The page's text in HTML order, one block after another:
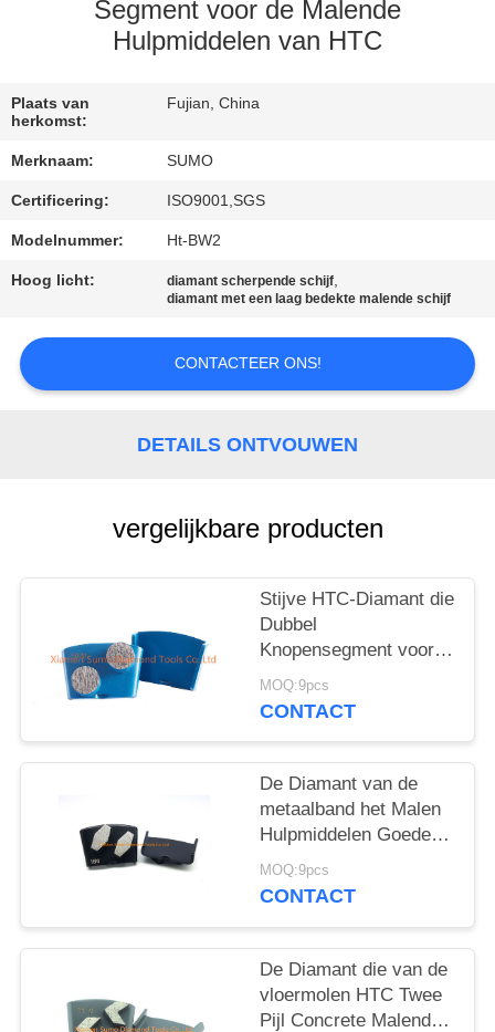
VERZOEK
OM
CITAAT
SITEMAP
PRIVACYBELEID
Segment voor de Malende
Hulpmiddelen van HTC
Plaats van
herkomst:
Fujian, China
Merknaam: SUMO
Certificering: ISO9001,SGS
Modelnummer: Ht-BW2
Hoog licht: diamant scherpende schijf,
diamant met een laag bedekte malende schijf
CONTACTEER ONS!
DETAILS ONTVOUWEN
vergelijkbare producten
Stijve HTC-Diamant die
Dubbel
Knopensegment voor
HTC-Vloermolen
bewerken
MOQ:9pcs
CONTACT
De Diamant van de
metaalband het Malen
Hulpmiddelen Goede
Scherpte Dubbele
Hexagon Seg
MOQ:9pcs
CONTACT
De Diamant die van de
vloermolen HTC Twee
Pijl Concrete Malende